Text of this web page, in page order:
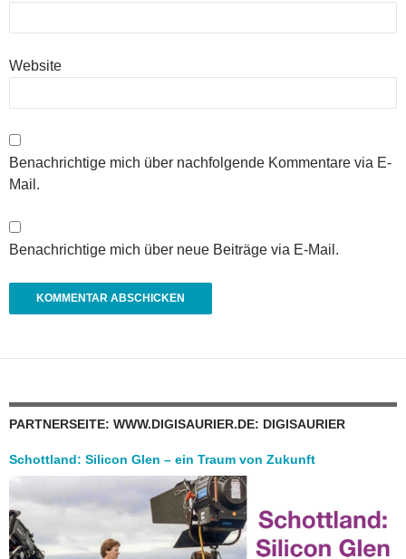
Website
Benachrichtige mich über nachfolgende Kommentare via E-
Mail.
Benachrichtige mich über neue Beiträge via E-Mail.
PARTNERSEITE: WWW.DIGISAURIER.DE: DIGISAURIER
Schottland: Silicon Glen – ein Traum von Zukunft